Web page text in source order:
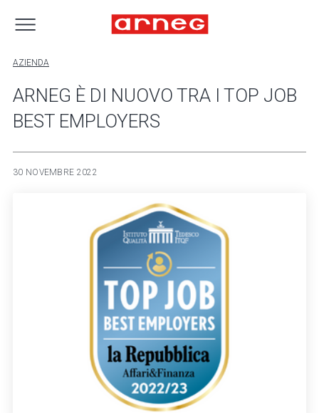
AZIENDA
ARNEG È DI NUOVO TRA I TOP JOB
BEST EMPLOYERS
30 NOVEMBRE 2022